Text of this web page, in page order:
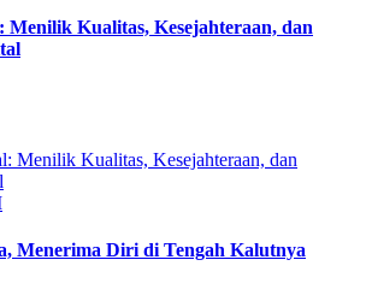
Menilik Kualitas, Kesejahteraan, dan
Menerima Diri di Tengah Kalutnya